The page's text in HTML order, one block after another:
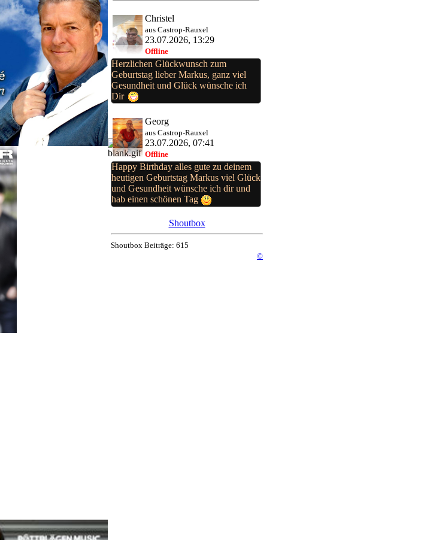
Christel
aus Castrop-Rauxel
23.07.2026, 13:29
Offline
Herzlichen Glückwunsch zum
Geburtstag lieber Markus, ganz viel
Gesundheit und Glück wünsche ich
Dir
Georg
aus Castrop-Rauxel
23.07.2026, 07:41
Offline
Happy Birthday alles gute zu deinem
heutigen Geburtstag Markus viel Glück
und Gesundheit wünsche ich dir und
hab einen schönen Tag
Shoutbox
Shoutbox Beiträge: 615
©